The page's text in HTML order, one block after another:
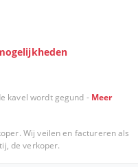
kavel wordt gegund - Meer
Wij veilen en factureren als
de verkoper.